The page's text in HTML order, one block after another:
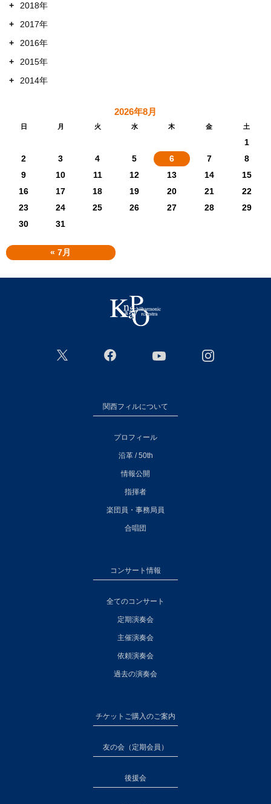
+
2018年
+
2017年
+
2016年
+
2015年
+
2014年
2026年8月
日 月 火 水 木 金 土
« 7月
1
2
3 4 5 6 7
8
9
10 11 12 13 14
15
16
17 18 19 20 21
22
23
24 25 26 27 28
29
30
31
関西フィルについて
プロフィール
沿革 / 50th
情報公開
指揮者
楽団員・事務局員
合唱団
コンサート情報
全てのコンサート
定期演奏会
主催演奏会
依頼演奏会
過去の演奏会
チケットご購入のご案内
友の会（定期会員）
後援会